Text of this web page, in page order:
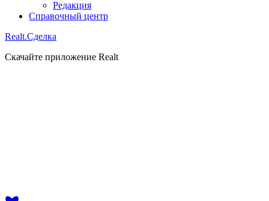
Редакция
Справочный центр
Realt.Сделка
Скачайте приложение Realt